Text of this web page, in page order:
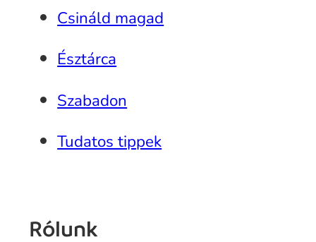
Csináld magad
Észtárca
Szabadon
Tudatos tippek
Rólunk